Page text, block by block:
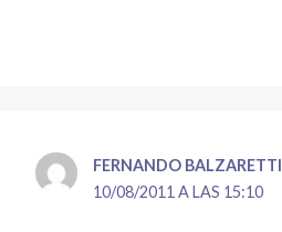
FERNANDO BALZARETTI
10/08/2011 A LAS 15:10